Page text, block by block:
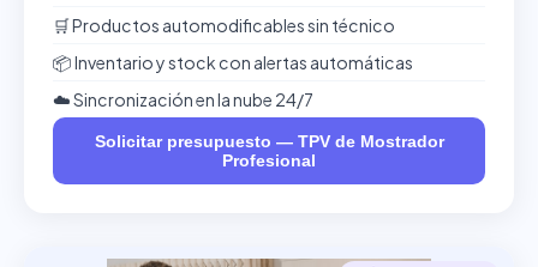
🛒 Productos automodificables sin técnico
📦 Inventario y stock con alertas automáticas
☁️ Sincronización en la nube 24/7
Solicitar presupuesto — TPV de Mostrador
Profesional